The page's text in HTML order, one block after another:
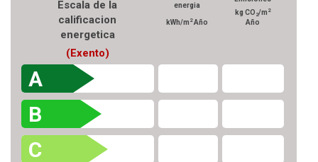
Escala de la
calificacion
energetica
(Exento)
energia
kWh/m 2Año
kg CO 2/m 2
Año
A
B
C